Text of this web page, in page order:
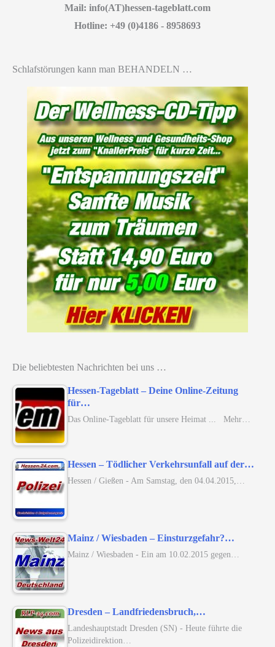
Mail: info(AT)hessen-tageblatt.com
Hotline: +49 (0)4186 - 8958693
Schlafstörungen kann man BEHANDELN …
Die beliebtesten Nachrichten bei uns …
Hessen-Tageblatt – Deine Online-Zeitung
für…
Das Online-Tageblatt für unsere Heimat ... Mehr…
Hessen – Tödlicher Verkehrsunfall auf der…
Hessen / Gießen - Am Samstag, den 04.04.2015,…
Mainz / Wiesbaden – Einsturzgefahr?…
Mainz / Wiesbaden - Ein am 10.02.2015 gegen…
Dresden – Landfriedensbruch,…
Landeshauptstadt Dresden (SN) - Heute führte die
Polizeidirektion…